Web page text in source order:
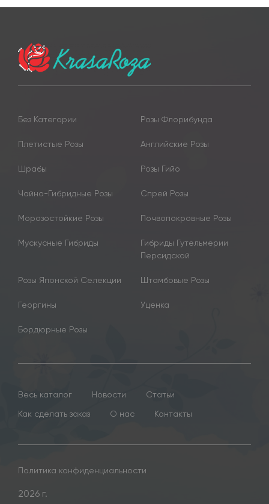
Без Категории Розы Флорибунда
Плетистые Розы Английские Розы
Шрабы Розы Гийо
Чайно-Гибридные Розы Спрей Розы
Морозостойкие Розы Почвопокровные Розы
Мускусные Гибриды
Гибриды Гутельмерии
Персидской
Розы Японской Селекции Штамбовые Розы
Георгины Уценка
Бордюрные Розы
Весь каталог Новости
Статьи
Как сделать заказ
О нас Контакты
Политика конфиденциальности
2026 г.